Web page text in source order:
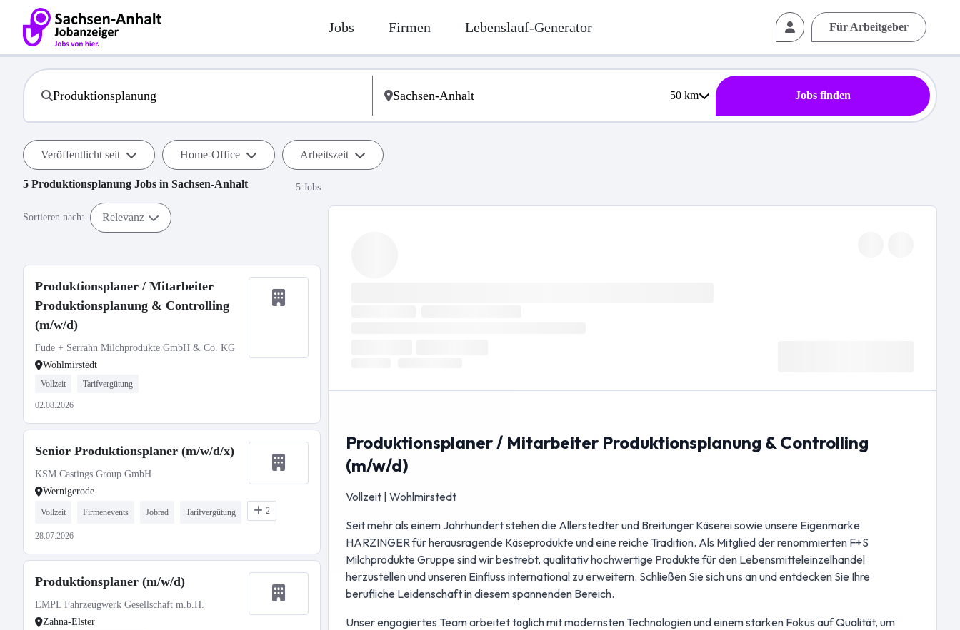
Jobs Firmen Lebenslauf-Generator Für Arbeitgeber
50km Jobs finden
Veröffentlicht seit Home-Office Arbeitszeit
5 Produktionsplanung Jobs in Sachsen-Anhalt 5 Jobs
Sortieren nach: Relevanz
Produktionsplaner / Mitarbeiter
Produktionsplanung & Controlling
(m/w/d)
Fude + Serrahn Milchprodukte GmbH & Co. KG
Wohlmirstedt
Vollzeit Tarifvergütung
02.08.2026
Senior Produktionsplaner (m/w/d/x)
KSM Castings Group GmbH
Wernigerode
Vollzeit Firmenevents Jobrad Tarifvergütung 2
28.07.2026
Produktionsplaner (m/w/d)
EMPL Fahrzeugwerk Gesellschaft m.b.H.
Zahna-Elster